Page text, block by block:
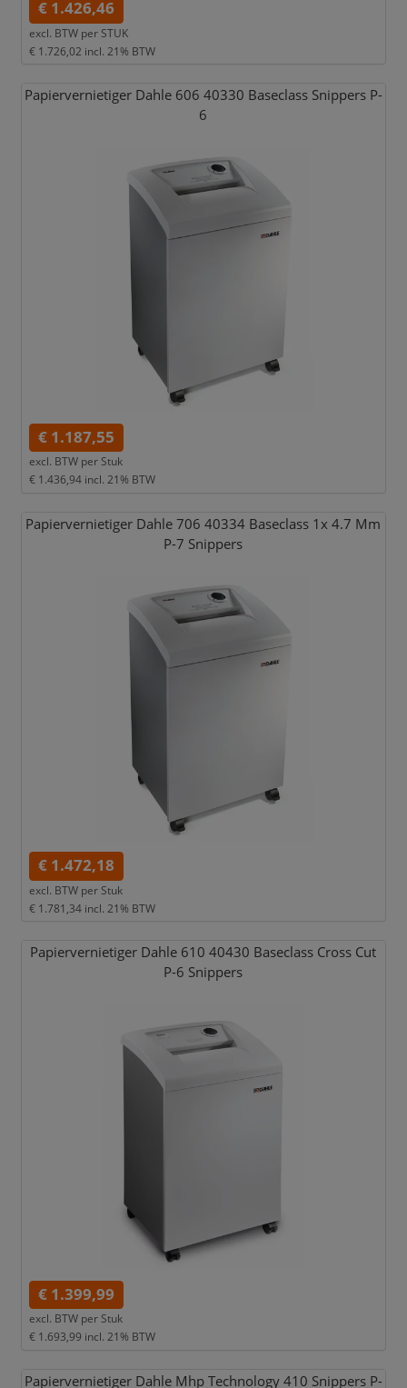
€ 1.426,46
excl. BTW per STUK
€ 1.726,02 incl. 21% BTW
Papiervernietiger Dahle 606 40330 Baseclass Snippers P-
6
€ 1.187,55
excl. BTW per Stuk
€ 1.436,94 incl. 21% BTW
Papiervernietiger Dahle 706 40334 Baseclass 1x 4.7 Mm
P-7 Snippers
€ 1.472,18
excl. BTW per Stuk
€ 1.781,34 incl. 21% BTW
Papiervernietiger Dahle 610 40430 Baseclass Cross Cut
P-6 Snippers
€ 1.399,99
excl. BTW per Stuk
€ 1.693,99 incl. 21% BTW
Papiervernietiger Dahle Mhp Technology 410 Snippers P-